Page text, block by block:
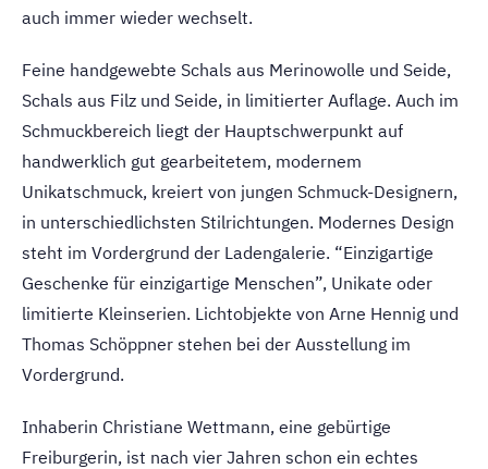
auch immer wieder wechselt.
Feine handgewebte Schals aus Merinowolle und Seide,
Schals aus Filz und Seide, in limitierter Auflage. Auch im
Schmuckbereich liegt der Hauptschwerpunkt auf
handwerklich gut gearbeitetem, modernem
Unikatschmuck, kreiert von jungen Schmuck-Designern,
in unterschiedlichsten Stilrichtungen. Modernes Design
steht im Vordergrund der Ladengalerie. “Einzigartige
Geschenke für einzigartige Menschen”, Unikate oder
limitierte Kleinserien. Lichtobjekte von Arne Hennig und
Thomas Schöppner stehen bei der Ausstellung im
Vordergrund.
Inhaberin Christiane Wettmann, eine gebürtige
Freiburgerin, ist nach vier Jahren schon ein echtes